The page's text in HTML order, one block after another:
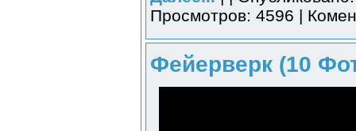
Просмотров: 4596 |
Фейерверк (10